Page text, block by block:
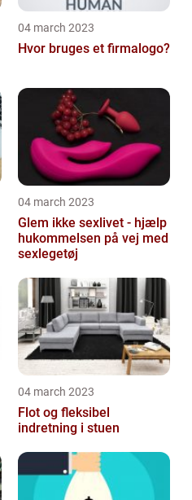
04 march 2023
Hvor bruges et firmalogo?
04 march 2023
Glem ikke sexlivet - hjælp
hukommelsen på vej med
sexlegetøj
04 march 2023
Flot og fleksibel
indretning i stuen